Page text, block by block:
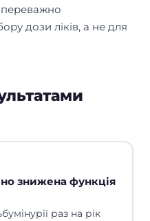
переважно
дози ліків, а не для
знижена функція
раз на рік